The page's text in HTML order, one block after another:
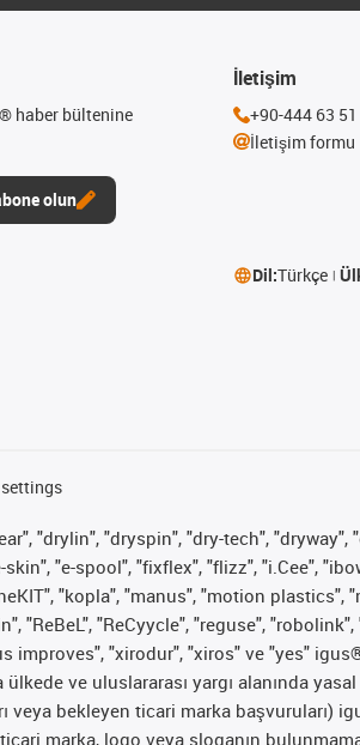
haber bültenine
olun
İletişim
+90-444 63 51
İletişim formu
Dil:Türkçe
"drylin", "dryspin", "dry-tech", "dryway",
"e-spool", "fixflex", "flizz", "i.Cee",
"kopla", "manus", "motion plastics",
"ReBeL", "ReCyycle", "reguse",
"xirodur", "xiros" ve "yes"
ve uluslararası yargı alanında
bekleyen ticari marka başvuruları)
marka, logo veya sloganın